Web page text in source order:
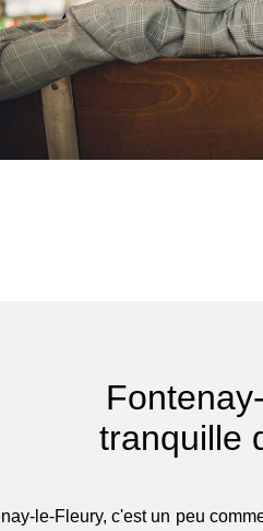
tranquille
le-Fleury, c'est un peu